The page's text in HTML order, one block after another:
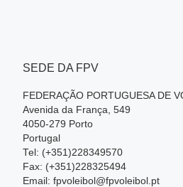
SEDE DA FPV
FEDERAÇÃO PORTUGUESA DE
Avenida da França, 549
4050-279 Porto
Portugal
Tel: (+351)228349570
Fax: (+351)228325494
Email: fpvoleibol@fpvoleibol.pt